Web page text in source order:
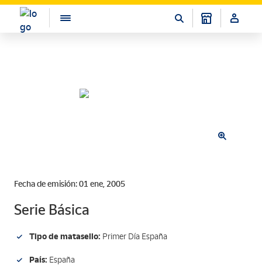
Fecha de emisión: 01 ene, 2005
Serie Básica
Tipo de matasello: Primer Día España
País: España